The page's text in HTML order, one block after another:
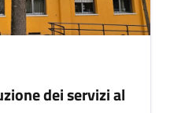
dei servizi al